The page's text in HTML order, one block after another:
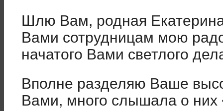
Шлю Вам, родная
Вами сотрудницам мою
начатого Вами светлого
Вполне разделяю Ваше
Вами, много слышала о